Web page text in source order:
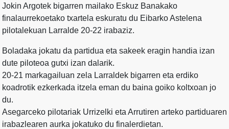
Jokin Argotek bigarren mailako Eskuz Banakako
finalaurrekoetako txartela eskuratu du Eibarko Astelena
pilotalekuan Larralde 20-22 irabaziz.
Boladaka jokatu da partidua eta sakeek eragin handia izan
dute piloteoa gutxi izan dalarik.
20-21 markagailuan zela Larraldek bigarren eta erdiko
koadrotik ezkerkada itzela eman du baina goiko koltxoan jo
du.
Asegarceko pilotariak Urrizelki eta Arrutiren arteko partiduaren
irabazlearen aurka jokatuko du finalerdietan.